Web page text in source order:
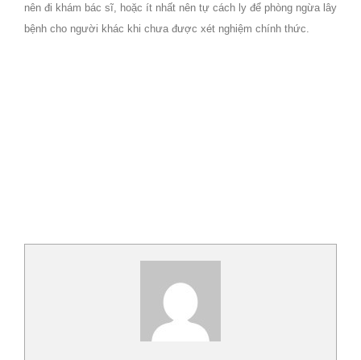
nên đi khám bác sĩ, hoặc ít nhất nên tự cách ly để phòng ngừa lây
bệnh cho người khác khi chưa được xét nghiệm chính thức.